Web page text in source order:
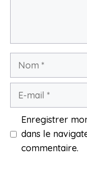
Nom
Enregistrer
dans le
commentaire.